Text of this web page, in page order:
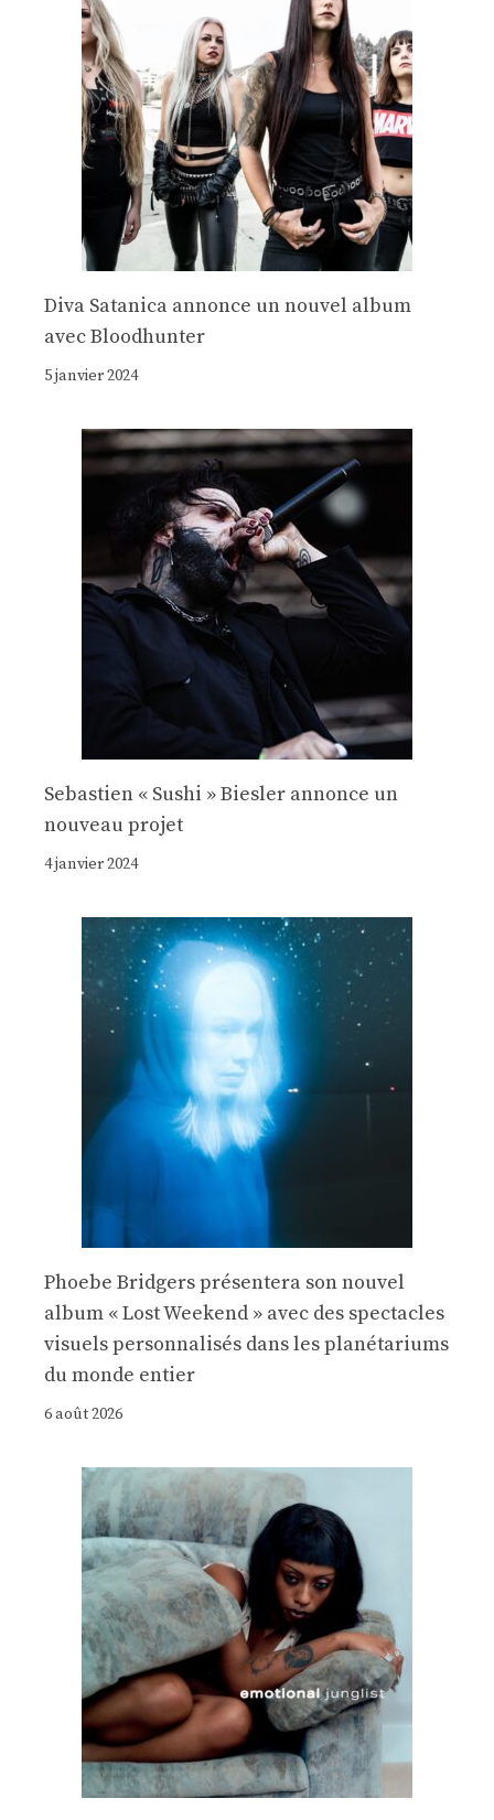
Diva Satanica annonce un nouvel album
avec Bloodhunter
5 janvier 2024
Sebastien « Sushi » Biesler annonce un
nouveau projet
4 janvier 2024
Phoebe Bridgers présentera son nouvel
album « Lost Weekend » avec des spectacles
visuels personnalisés dans les planétariums
du monde entier
6 août 2026